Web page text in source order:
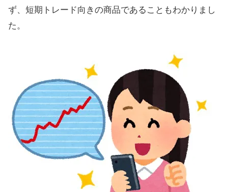
ず、短期トレード向きの商品であることもわかりまし
た。